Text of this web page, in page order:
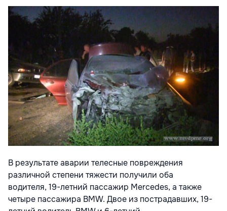
В результате аварии телесные повреждения
различной степени тяжести получили оба
водителя, 19-летний пассажир Mercedes, а также
четыре пассажира BMW. Двое из пострадавших, 19-